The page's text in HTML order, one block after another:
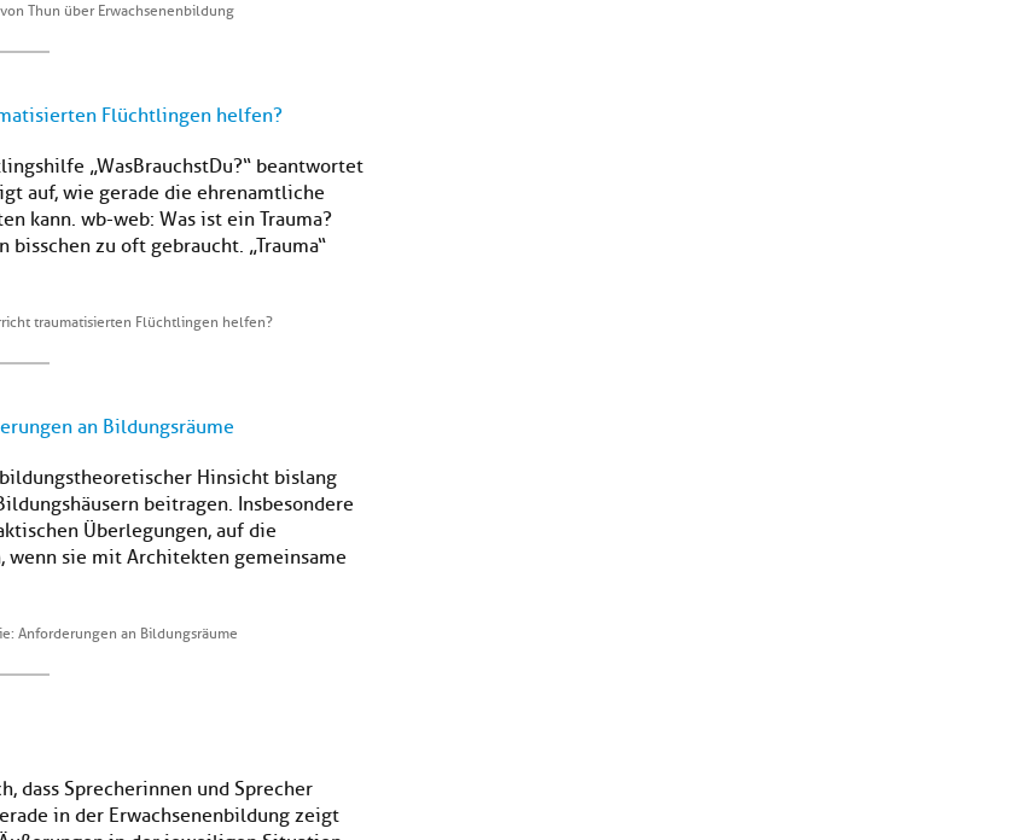
Thun über Erwachsenenbildung
Flüchtlingen helfen?
„WasBrauchstDu?“ beantwortet
auf, wie gerade die ehrenamtliche
kann. wb-web: Was ist ein Trauma?
zu oft gebraucht. „Trauma“
traumatisierten Flüchtlingen helfen?
an Bildungsräume
Hinsicht bislang
beitragen. Insbesondere
Überlegungen, auf die
sie mit Architekten gemeinsame
Anforderungen an Bildungsräume
dass Sprecherinnen und Sprecher
in der Erwachsenenbildung zeigt